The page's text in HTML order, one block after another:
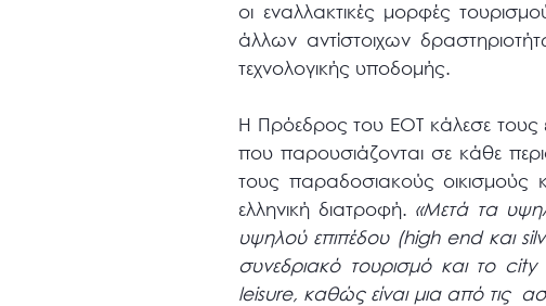
οι εναλλακτικές μορφές
άλλων αντίστοιχων
τεχνολογικής υποδομής.
Η Πρόεδρος του ΕΟΤ κάλεσε τους
που παρουσιάζονται σε κάθε
τους παραδοσιακούς οικισμούς
ελληνική διατροφή. «Μετά τα
υψηλού επιπέδου (high end και
συνεδριακό τουρισμό και το city
leisure, καθώς είναι μια από τις